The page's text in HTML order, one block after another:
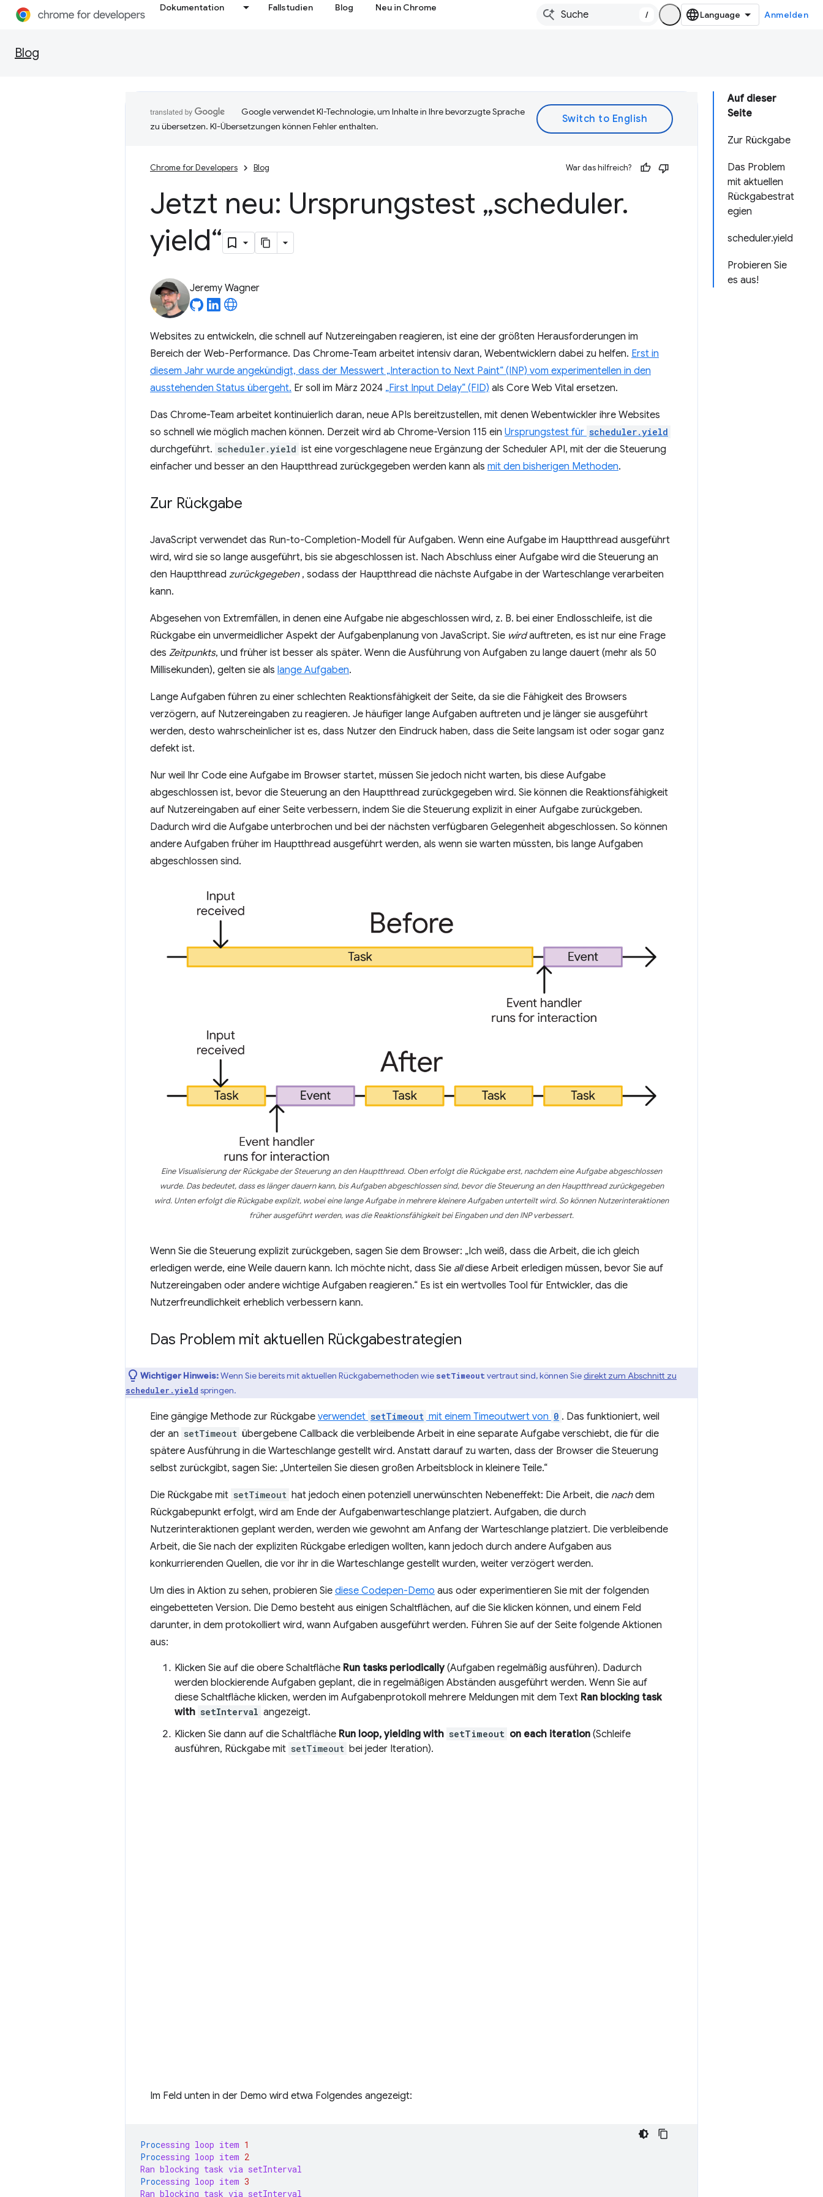
Dokumentation Fallstudien Blog Neu in Chrome
/ Anmelden
Blog
Auf dieser
Seite
Zur Rückgabe
Das Problem
mit aktuellen
Rückgabestrat
egien
scheduler.yield
Probieren Sie
es aus!
Google verwendet KI-Technologie, um Inhalte in Ihre bevorzugte Sprache
zu übersetzen. KI-Übersetzungen können Fehler enthalten.
Chrome for Developers Blog War das hilfreich?
Jetzt neu: Ursprungstest „scheduler.
yield“
Jeremy Wagner
Websites zu entwickeln, die schnell auf Nutzereingaben reagieren, ist eine der größten Herausforderungen im
Bereich der Web-Performance. Das Chrome-Team arbeitet intensiv daran, Webentwicklern dabei zu helfen. Erst in
diesem Jahr wurde angekündigt, dass der Messwert „Interaction to Next Paint“ (INP) vom experimentellen in den
ausstehenden Status übergeht. Er soll im März 2024 „First Input Delay“ (FID) als Core Web Vital ersetzen.
Das Chrome-Team arbeitet kontinuierlich daran, neue APIs bereitzustellen, mit denen Webentwickler ihre Websites
so schnell wie möglich machen können. Derzeit wird ab Chrome-Version 115 ein Ursprungstest für scheduler.yield
durchgeführt. scheduler.yield ist eine vorgeschlagene neue Ergänzung der Scheduler API, mit der die Steuerung
einfacher und besser an den Hauptthread zurückgegeben werden kann als mit den bisherigen Methoden.
Zur Rückgabe
JavaScript verwendet das Run-to-Completion-Modell für Aufgaben. Wenn eine Aufgabe im Hauptthread ausgeführt
wird, wird sie so lange ausgeführt, bis sie abgeschlossen ist. Nach Abschluss einer Aufgabe wird die Steuerung an
den Hauptthread zurückgegeben, sodass der Hauptthread die nächste Aufgabe in der Warteschlange verarbeiten
kann.
Abgesehen von Extremfällen, in denen eine Aufgabe nie abgeschlossen wird, z. B. bei einer Endlosschleife, ist die
Rückgabe ein unvermeidlicher Aspekt der Aufgabenplanung von JavaScript. Sie wirdauftreten, es ist nur eine Frage
des Zeitpunkts, und früher ist besser als später. Wenn die Ausführung von Aufgaben zu lange dauert (mehr als 50
Millisekunden), gelten sie als lange Aufgaben.
Lange Aufgaben führen zu einer schlechten Reaktionsfähigkeit der Seite, da sie die Fähigkeit des Browsers
verzögern, auf Nutzereingaben zu reagieren. Je häufiger lange Aufgaben auftreten und je länger sie ausgeführt
werden, desto wahrscheinlicher ist es, dass Nutzer den Eindruck haben, dass die Seite langsam ist oder sogar ganz
defekt ist.
Nur weil Ihr Code eine Aufgabe im Browser startet, müssen Sie jedoch nicht warten, bis diese Aufgabe
abgeschlossen ist, bevor die Steuerung an den Hauptthread zurückgegeben wird. Sie können die Reaktionsfähigkeit
auf Nutzereingaben auf einer Seite verbessern, indem Sie die Steuerung explizit in einer Aufgabe zurückgeben.
Dadurch wird die Aufgabe unterbrochen und bei der nächsten verfügbaren Gelegenheit abgeschlossen. So können
andere Aufgaben früher im Hauptthread ausgeführt werden, als wenn sie warten müssten, bis lange Aufgaben
abgeschlossen sind.
Eine Visualisierung der Rückgabe der Steuerung an den Hauptthread. Oben erfolgt die Rückgabe erst, nachdem eine Aufgabe abgeschlossen
wurde. Das bedeutet, dass es länger dauern kann, bis Aufgaben abgeschlossen sind, bevor die Steuerung an den Hauptthread zurückgegeben
wird. Unten erfolgt die Rückgabe explizit, wobei eine lange Aufgabe in mehrere kleinere Aufgaben unterteilt wird. So können Nutzerinteraktionen
früher ausgeführt werden, was die Reaktionsfähigkeit bei Eingaben und den INP verbessert.
Wenn Sie die Steuerung explizit zurückgeben, sagen Sie dem Browser: „Ich weiß, dass die Arbeit, die ich gleich
erledigen werde, eine Weile dauern kann. Ich möchte nicht, dass Sie alldiese Arbeit erledigen müssen, bevor Sie auf
Nutzereingaben oder andere wichtige Aufgaben reagieren.“ Es ist ein wertvolles Tool für Entwickler, das die
Nutzerfreundlichkeit erheblich verbessern kann.
Das Problem mit aktuellen Rückgabestrategien
Wichtiger Hinweis:Wenn Sie bereits mit aktuellen Rückgabemethoden wie setTimeout vertraut sind, können Siedirekt zum Abschnitt zu
scheduler.yield springen.
Eine gängige Methode zur Rückgabe verwendet setTimeout mit einem Timeoutwert von 0 . Das funktioniert, weil
der an setTimeout übergebene Callback die verbleibende Arbeit in eine separate Aufgabe verschiebt, die für die
spätere Ausführung in die Warteschlange gestellt wird. Anstatt darauf zu warten, dass der Browser die Steuerung
selbst zurückgibt, sagen Sie: „Unterteilen Sie diesen großen Arbeitsblock in kleinere Teile.“
Die Rückgabe mit setTimeout hat jedoch einen potenziell unerwünschten Nebeneffekt: Die Arbeit, die nachdem
Rückgabepunkt erfolgt, wird am Ende der Aufgabenwarteschlange platziert. Aufgaben, die durch
Nutzerinteraktionen geplant werden, werden wie gewohnt am Anfang der Warteschlange platziert. Die verbleibende
Arbeit, die Sie nach der expliziten Rückgabe erledigen wollten, kann jedoch durch andere Aufgaben aus
konkurrierenden Quellen, die vor ihr in die Warteschlange gestellt wurden, weiter verzögert werden.
Um dies in Aktion zu sehen, probieren Sie diese Codepen-Demo aus oder experimentieren Sie mit der folgenden
eingebetteten Version. Die Demo besteht aus einigen Schaltflächen, auf die Sie klicken können, und einem Feld
darunter, in dem protokolliert wird, wann Aufgaben ausgeführt werden. Führen Sie auf der Seite folgende Aktionen
aus:
Klicken Sie auf die obere Schaltfläche Run tasks periodically(Aufgaben regelmäßig ausführen). Dadurch
werden blockierende Aufgaben geplant, die in regelmäßigen Abständen ausgeführt werden. Wenn Sie auf
diese Schaltfläche klicken, werden im Aufgabenprotokoll mehrere Meldungen mit dem Text Ran blocking task
with setInterval angezeigt.
Klicken Sie dann auf die Schaltfläche Run loop, yielding with setTimeout on each iteration (Schleife
ausführen, Rückgabe mit setTimeout bei jeder Iteration).
Im Feld unten in der Demo wird etwa Folgendes angezeigt:
Processing loop item 1
Processing loop item 2
Ran blocking task via setInterval
Processing loop item 3
Ran blocking task via setInterval